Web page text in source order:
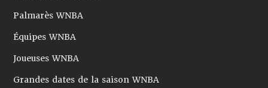
Palmarès WNBA
Équipes WNBA
Joueuses WNBA
Grandes dates de la saison WNBA